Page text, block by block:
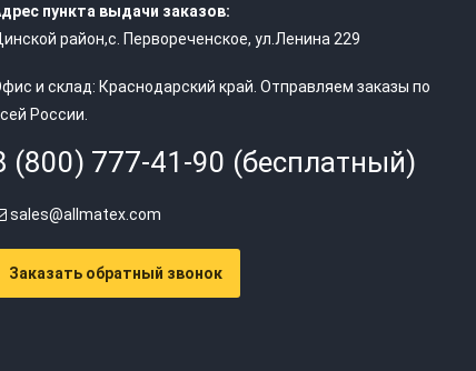
пункта выдачи заказов:
район,с. Первореченское, ул.Ленина 229
и склад: Краснодарский край. Отправляем заказы по
России.
(800) 777-41-90 (бесплатный)
sales@allmatex.com
Заказать обратный звонок